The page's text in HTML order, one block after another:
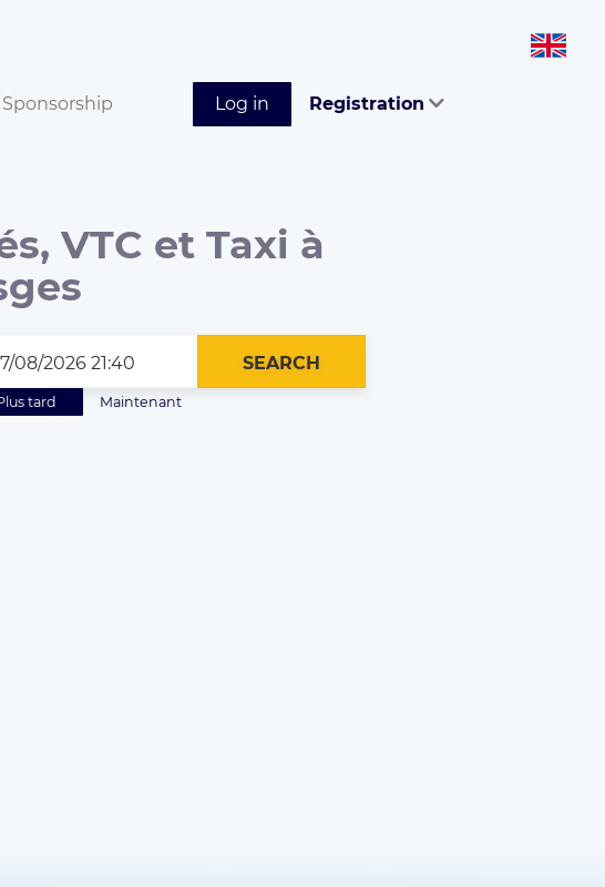
Sponsorship Log in Registration
VTC et Taxi à
Maintenant
tard
SEARCH